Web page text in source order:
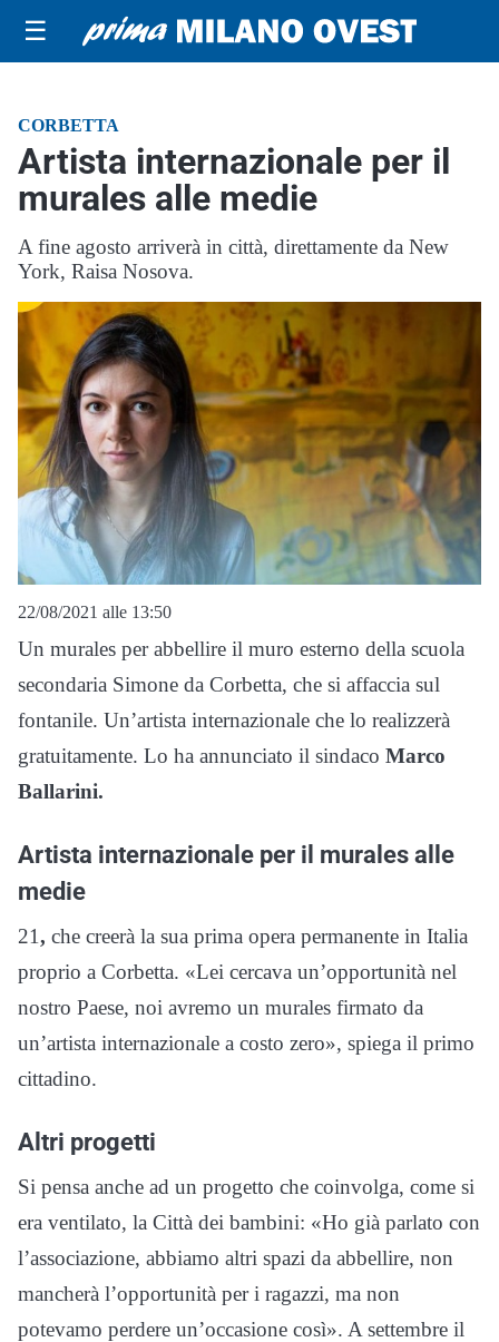
☰
CORBETTA
Artista internazionale per il
murales alle medie
A fine agosto arriverà in città, direttamente da New
York, Raisa Nosova.
22/08/2021 alle 13:50
Un murales per abbellire il muro esterno della scuola
secondaria Simone da Corbetta, che si affaccia sul
fontanile. Un’artista internazionale che lo realizzerà
gratuitamente. Lo ha annunciato il sindaco Marco
Ballarini.
Artista internazionale per il murales alle
medie
21, che creerà la sua prima opera permanente in Italia
proprio a Corbetta. «Lei cercava un’opportunità nel
nostro Paese, noi avremo un murales firmato da
un’artista internazionale a costo zero», spiega il primo
cittadino.
Altri progetti
Si pensa anche ad un progetto che coinvolga, come si
era ventilato, la Città dei bambini: «Ho già parlato con
l’associazione, abbiamo altri spazi da abbellire, non
mancherà l’opportunità per i ragazzi, ma non
potevamo perdere un’occasione così». A settembre il